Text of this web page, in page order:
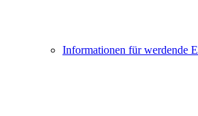
Informationen für werdende